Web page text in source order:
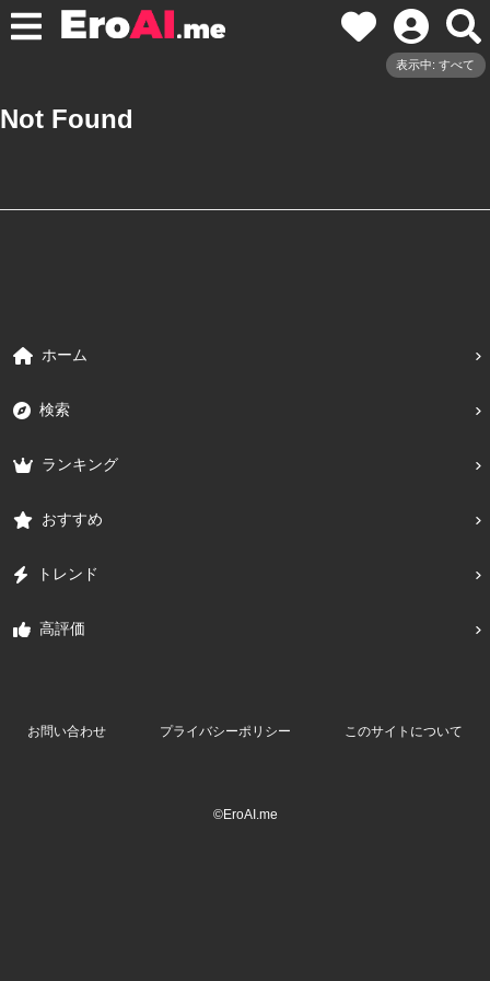
表示中: すべて
Not Found
ホーム
検索
ランキング
おすすめ
トレンド
高評価
お問い合わせ プライバシーポリシー このサイトについて
©EroAI.me